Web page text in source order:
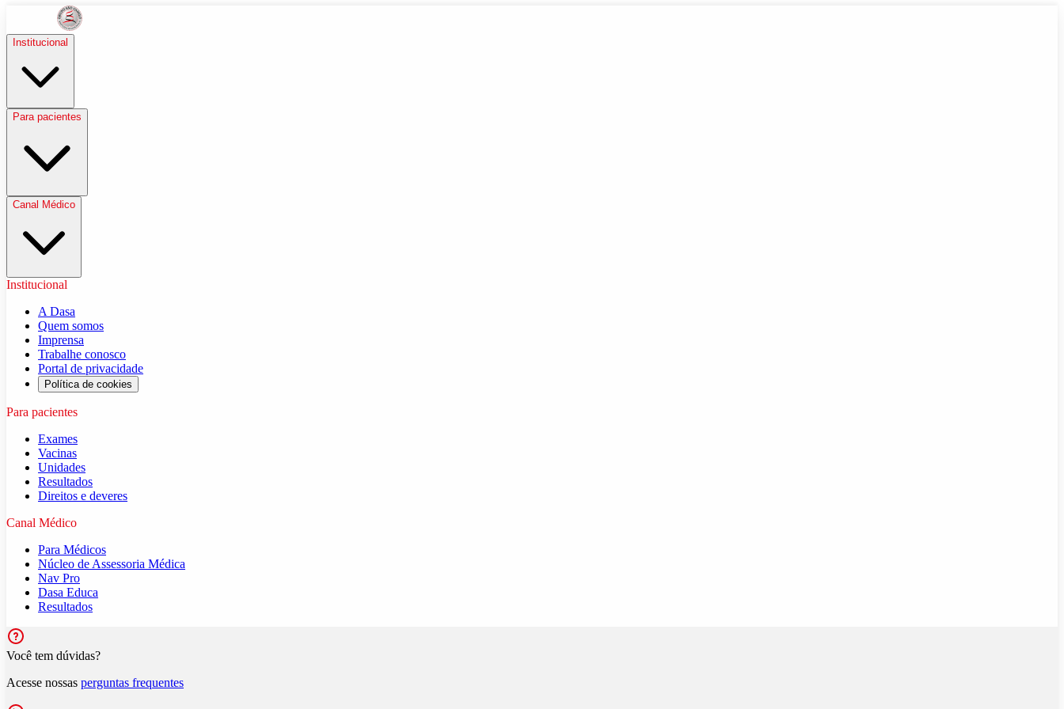
Institucional
Para pacientes
Canal Médico
Institucional
A Dasa
Quem somos
Imprensa
Trabalhe conosco
Portal de privacidade
Política de cookies
Para pacientes
Exames
Vacinas
Unidades
Resultados
Direitos e deveres
Canal Médico
Para Médicos
Núcleo de Assessoria Médica
Nav Pro
Dasa Educa
Resultados
Você tem dúvidas?
Acesse nossas perguntas frequentes